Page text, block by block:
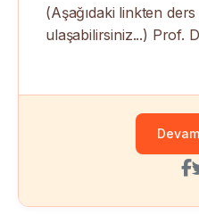
(Aşağıdaki linkten
ulaşabilirsiniz...) Prof.